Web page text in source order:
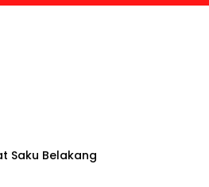
Saku Belakang